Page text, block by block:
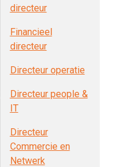
directeur
Financieel
directeur
Directeur operatie
Directeur people &
IT
Directeur
Commercie en
Netwerk